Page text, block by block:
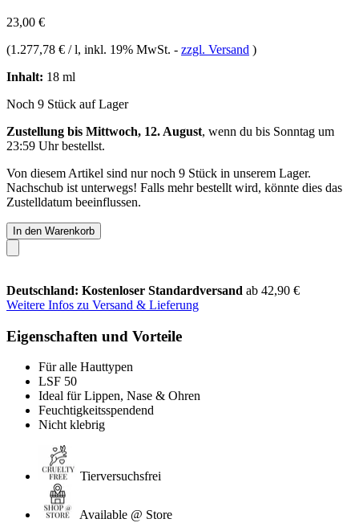
23,00 €
(1.277,78 € / l, inkl. 19% MwSt. - zzgl. Versand )
Inhalt: 18 ml
Noch 9 Stück auf Lager
Zustellung bis Mittwoch, 12. August, wenn du bis Sonntag um
23:59 Uhrbestellst.
Von diesem Artikel sind nur noch 9 Stück in unserem Lager.
Nachschub ist unterwegs! Falls mehr bestellt wird, könnte dies das
Zustelldatum beeinflussen.
In den Warenkorb
Deutschland: Kostenloser Standardversand ab 42,90 €
Weitere Infos zu Versand & Lieferung
Eigenschaften und Vorteile
Für alle Hauttypen
LSF 50
Ideal für Lippen, Nase & Ohren
Feuchtigkeitsspendend
Nicht klebrig
Tierversuchsfrei
Available @ Store